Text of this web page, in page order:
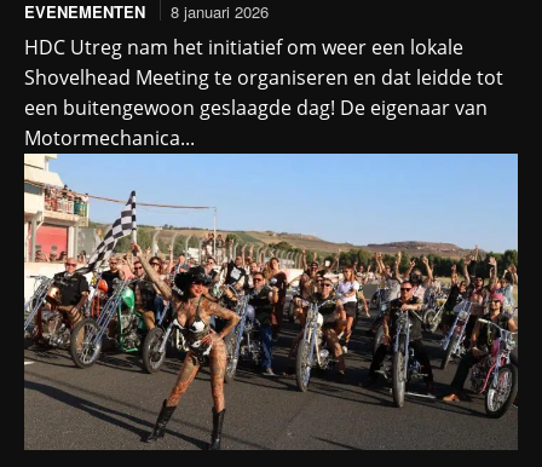
EVENEMENTEN 8 januari 2026
HDC Utreg nam het initiatief om weer een lokale
Shovelhead Meeting te organiseren en dat leidde tot
een buitengewoon geslaagde dag! De eigenaar van
Motormechanica...